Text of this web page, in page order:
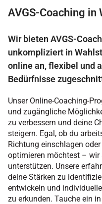
AVGS-Coaching in
Wir bieten AVGS-
unkompliziert in
online an, flexibel und
Bedürfnisse
Unser Online-Coaching-
und zugängliche
zu verbessern und deine
steigern. Egal, ob du
Richtung einschlagen
optimieren möchtest – wir
unterstützen. Unsere
deine Stärken zu
entwickeln und
zu erkunden. Tauche ein